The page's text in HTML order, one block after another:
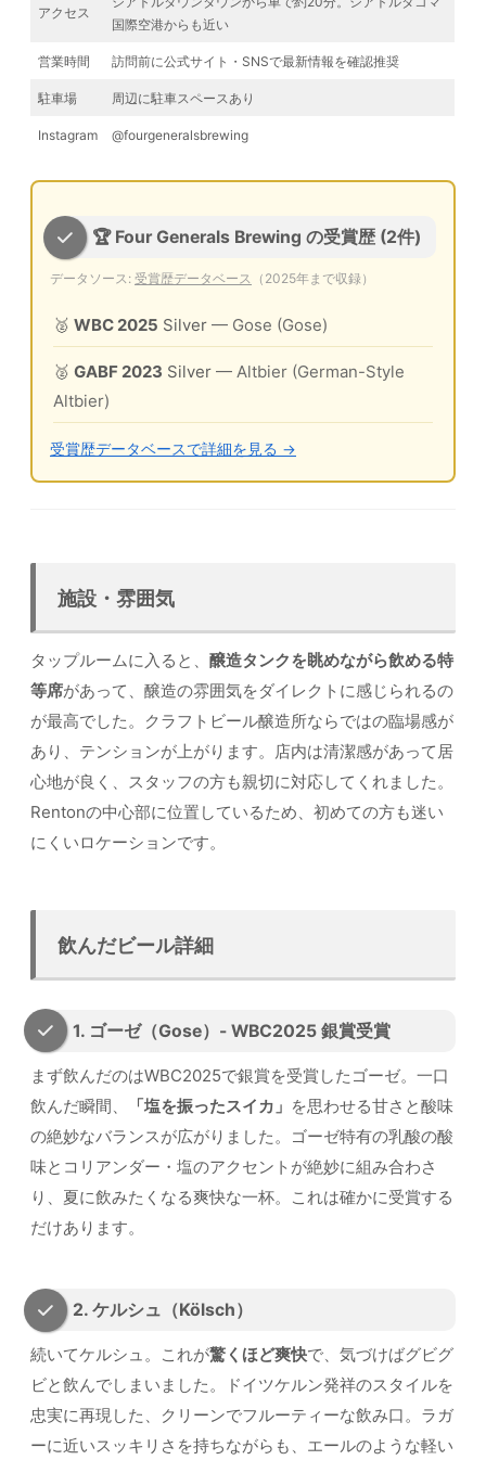
アクセス
国際空港からも近い
営業時間 訪問前に公式サイト・SNSで最新情報を確認推奨
駐車場 周辺に駐車スペースあり
Instagram @fourgeneralsbrewing
🏆 Four Generals Brewing の受賞歴 (2件)
データソース: 受賞歴データベース （2025年まで収録）
🥈 WBC 2025 Silver — Gose (Gose)
🥈 GABF 2023 Silver — Altbier (German-Style
Altbier)
受賞歴データベースで詳細を見る →
施設・雰囲気
タップルームに入ると、 醸造タンクを眺めながら飲める特
等席があって、醸造の雰囲気をダイレクトに感じられるの
が最高でした。クラフトビール醸造所ならではの臨場感が
あり、テンションが上がります。店内は清潔感があって居
心地が良く、スタッフの方も親切に対応してくれました。
Rentonの中心部に位置しているため、初めての方も迷い
にくいロケーションです。
飲んだビール詳細
1. ゴーゼ（Gose）- WBC2025 銀賞受賞
まず飲んだのはWBC2025で銀賞を受賞したゴーゼ。一口
飲んだ瞬間、
「塩を振ったスイカ」 を思わせる甘さと酸味
の絶妙なバランスが広がりました。ゴーゼ特有の乳酸の酸
味とコリアンダー・塩のアクセントが絶妙に組み合わさ
り、夏に飲みたくなる爽快な一杯。これは確かに受賞する
だけあります。
2. ケルシュ（Kölsch）
続いてケルシュ。これが驚くほど爽快で、気づけばグビグ
ビと飲んでしまいました。ドイツケルン発祥のスタイルを
忠実に再現した、クリーンでフルーティーな飲み口。ラガ
ーに近いスッキリさを持ちながらも、エールのような軽い